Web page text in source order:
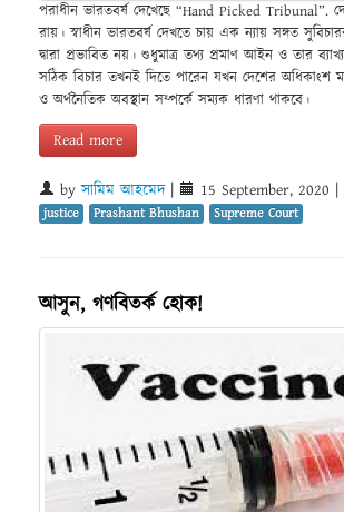
পরাধীন ভারতবর্ষ দেখেছে “Hand Picked Tribunal”.
রায়। স্বাধীন ভারতবর্ষ দেখতে চায় এক ন্যায় সঙ্গত
দ্বারা প্রভাবিত নয়। শুধুমাত্র তথ্য প্রমাণ আইন ও তার
সঠিক বিচার তখনই দিতে পারেন যখন দেশের অধিকাংশ
ও অর্থনৈতিক অবস্থান সম্পর্কে সম্যক ধারণা থাকবে।
Read more
byসামিম আহমেদ| 15 September, 2020
justice Prashant Bhushan Supreme Court
আসুন, গণবিতর্ক হোক!